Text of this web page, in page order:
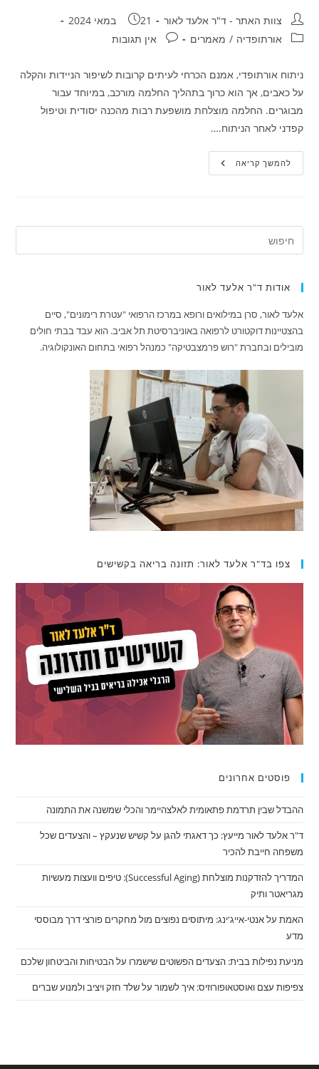
מחבר:צוות האתר - ד"ר אלעד לאור פורסם:
21 במאי 2024
קטגוריה:אורתופדיה / מאמרים תגובות:אין תגובות
ניתוח אורתופדי, אמנם הכרחי לעיתים קרובות לשיפור הניידות והקלה
על כאבים, אך הוא כרוך בתהליך החלמה מורכב, במיוחד עבור
מבוגרים. החלמה מוצלחת מושפעת רבות מהכנה יסודית וטיפול
קפדני לאחר הניתוח.…
להמשך קריאההחלמה
לאחר
למבוגרים
אודות ד"ר אלעד לאור
אלעד לאור, סרן במילואים ורופא במרכז הרפואי "עטרת רימונים", סיים
בהצטיינות דוקטורט לרפואה באוניברסיטת תל אביב. הוא עבד בבתי חולים
מובילים ובחברת "רוש פרמצבטיקה" כמנהל רפואי בתחום האונקולוגיה.
צפו בד"ר אלעד לאור: תזונה בריאה בקשישים
פוסטים אחרונים
ההבדל שבין תרדמת פתאומית לאלצהיימר והכלי שמשנה את התמונה
ד"ר אלעד לאור מייעץ: כך דאגתי להגן על קשיש שנעקץ – והצעדים שכל
משפחה חייבת להכיר
המדריך להזדקנות מוצלחת (Successful Aging): טיפים וועצות מעשיות
מגריאטר ותיק
האמת על אנטי-אייג'ינג: מיתוסים נפוצים מול מחקרים פורצי דרך מבוססי
מדע
מניעת נפילות בבית: הצעדים הפשוטים שישמרו על הבטיחות והביטחון שלכם
צפיפות עצם ואוסטאופורוזיס: איך לשמור על שלד חזק ויציב ולמנוע שברים